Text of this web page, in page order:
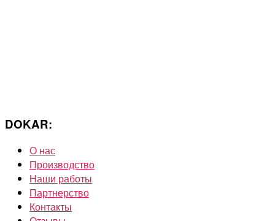
DOKAR:
О нас
Производство
Наши работы
Партнерство
Контакты